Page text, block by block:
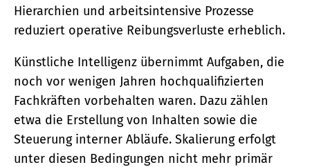
Hierarchien und arbeitsintensive Prozesse
reduziert operative Reibungsverluste erheblich.
Künstliche Intelligenz übernimmt Aufgaben, die
noch vor wenigen Jahren hochqualifizierten
Fachkräften vorbehalten waren. Dazu zählen
etwa die Erstellung von Inhalten sowie die
Steuerung interner Abläufe. Skalierung erfolgt
unter diesen Bedingungen nicht mehr primär